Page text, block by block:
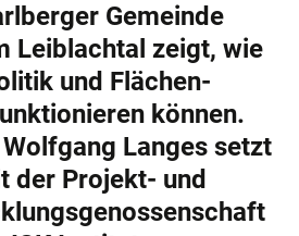
Gemeinde
Leiblachtal zeigt, wie
und Flächen­
können.
Langes setzt
der Projekt- und